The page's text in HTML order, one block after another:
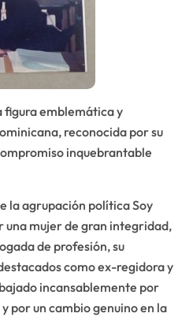
figura emblemática y
reconocida por su
inquebrantable
la agrupación política Soy
una mujer de gran integridad,
de profesión, su
como ex-regidora y
incansablemente por
por un cambio genuino en la